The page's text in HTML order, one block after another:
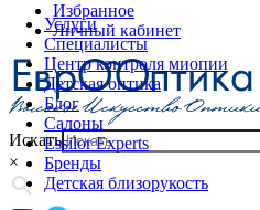
Избранное
Личный кабинет
Искать
×
Услуги
Специалисты
Центр контроля миопии
Детская оптика
Блог
Салоны
Essilor Experts
Бренды
Детская близорукость